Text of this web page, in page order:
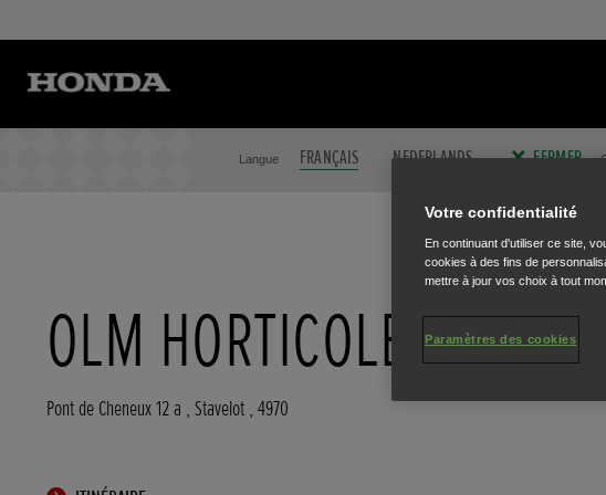
Langue FRANÇAIS NEDERLANDS FERMER
OLM HORTICOLE
Pont de Cheneux 12 a , Stavelot , 4970
Votre confidentialité
En continuant d'utiliser ce site,
cookies à des fins de
mettre à jour vos choix à tout
Paramètres des cookies